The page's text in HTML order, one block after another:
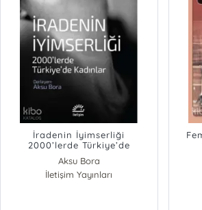
İradenin İyimserliği
2000’lerde Türkiye’de
Kadınlar
Aksu Bora
İletişim Yayınları